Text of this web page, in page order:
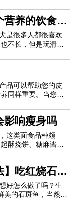
瓜可以清热泻火，
水和果糖、多种维
中暑、发热
营养的饮食，
是很多人都很喜欢
不长，但是玩滑板
不然也不能玩滑板
看怎样才能给法牛
成长，在饮食
品可以帮助您的皮
同样重要。当您考
用。1.奇异果食用
健康，更湿润，皱
供60毫克以上
影响瘦身吗
这类面食品种颇
酥烧饼、糖麻酱烧
影响瘦身吗？哪些
营养成分是碳水化
饼在制作过程中会
】吃红烧石斑
吃多了好吗
好怎么做了吗？生
的石斑鱼，当然是